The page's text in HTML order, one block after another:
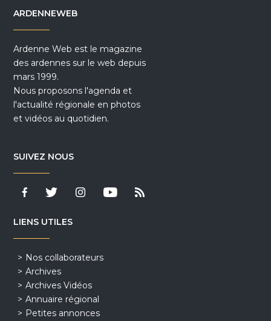
ARDENNEWEB
Ardenne Web est le magazine
des ardennes sur le web depuis
mars 1999.
Nous proposons l'agenda et
l'actualité régionale en photos
et vidéos au quotidien.
SUIVEZ NOUS
LIENS UTILES
Nos collaborateurs
Archives
Archives Vidéos
Annuaire régional
Petites annonces